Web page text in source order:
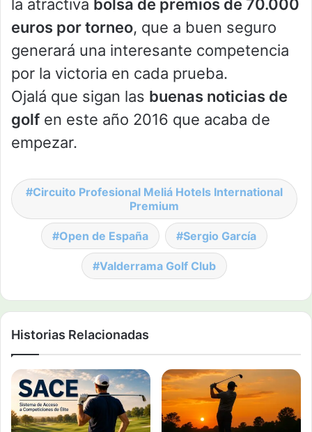
la atractiva bolsa de premios de 70.000
euros por torneo, que a buen seguro
generará una interesante competencia
por la victoria en cada prueba.
Ojalá que sigan las buenas noticias de
golf en este año 2016 que acaba de
empezar.
Circuito Profesional Meliá Hotels International
Premium
Open de España Sergio García
Valderrama Golf Club
Historias Relacionadas